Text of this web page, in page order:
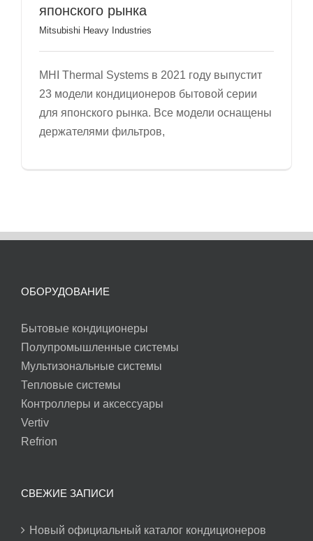
японского рынка
Mitsubishi Heavy Industries
MHI Thermal Systems в 2021 году выпустит
23 модели кондиционеров бытовой серии
для японского рынка. Все модели оснащены
держателями фильтров,
ОБОРУДОВАНИЕ
Бытовые кондиционеры
Полупромышленные системы
Мультизональные системы
Тепловые системы
Контроллеры и аксессуары
Vertiv
Refrion
СВЕЖИЕ ЗАПИСИ
Новый официальный каталог кондиционеров